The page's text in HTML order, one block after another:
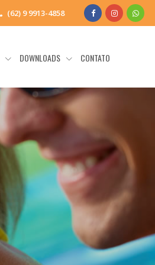
(62) 9 9913-4858
DOWNLOADS CONTATO